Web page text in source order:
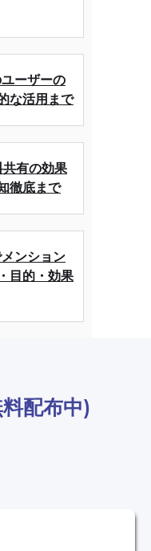
ーザーの
な活用まで
有の効果
徹底まで
ンション
目的・効果
配布中)